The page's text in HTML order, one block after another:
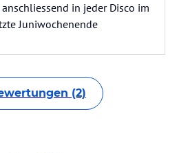
in jeder Disco im
Juniwochenende
(2)